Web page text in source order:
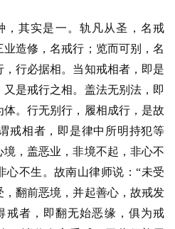
，其实是一。轨凡从圣，名戒
造修，名戒行；览而可别，名
行必据相。当知戒相者，即是
是戒行之相。盖法无别法，即
。行无别行，履相成行，是故
戒相者，即是律中所明持犯等
，盖恶业，非境不起，非心不
心不生。故南山律师说：“未受
翻前恶境，并起善心，故戒发
戒者，即翻无始恶缘，俱为戒